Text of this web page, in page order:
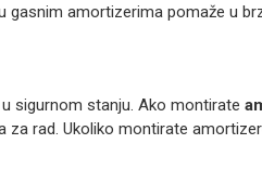
gasnim amortizerima pomaže u
sigurnom stanju. Ako montirate
rad. Ukoliko montirate